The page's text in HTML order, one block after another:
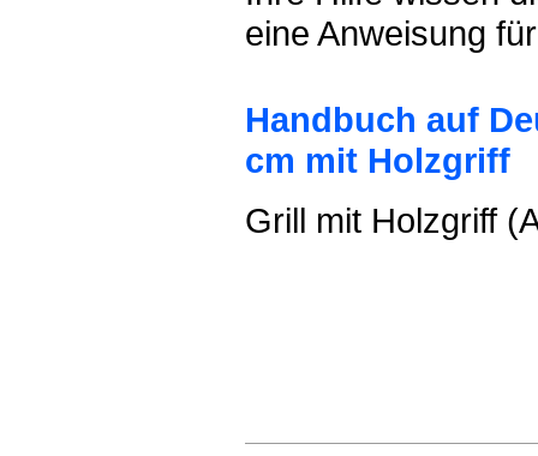
eine Anweisung
Handbuch auf
cm mit Holzgriff
Grill mit Holzgriff